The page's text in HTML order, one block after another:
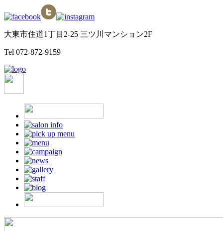
大東市住道1丁目2-25 三ツ川マンション2F
Tel 072-872-9159